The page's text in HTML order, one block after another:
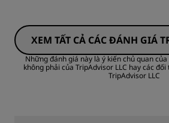
Địa điểm
Sự sạch sẽ
Giá trị
XEM TẤT CẢ CÁC ĐÁNH GIÁ
OR
Những đánh giá này là ý kiến chủ quan
không phải của TripAdvisor LLC hay các đối
TripAdvisor LLC